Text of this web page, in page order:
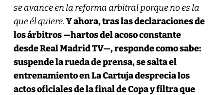
se avance en la reforma arbitral porque no es la
que él quiere.Y ahora, tras las declaraciones de
los árbitros —hartos del acoso constante
desde Real Madrid TV—, responde como sabe:
suspende la rueda de prensa, se salta el
entrenamiento en La Cartuja desprecia los
actos oficiales de la final de Copa y filtra que